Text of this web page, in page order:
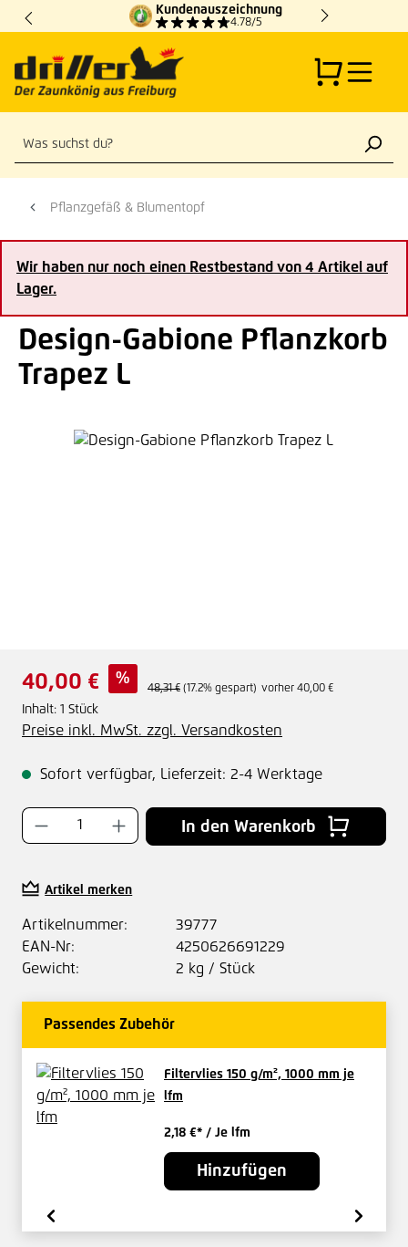
Zum Hauptinhalt springen
Kundenauszeichnung
4.78/5
Pflanzgefäß & Blumentopf
Wir haben nur noch einen Restbestand von 4 Artikel auf
Lager.
Design-Gabione Pflanzkorb
Trapez L
Bildergalerie überspringen
Verkaufspreis:
40,00 € %
Regulärer Preis:
48,31 € (17.2% gespart) vorher 40,00 €
Inhalt: 1 Stück
Preise inkl. MwSt. zzgl. Versandkosten
Sofort verfügbar, Lieferzeit: 2-4 Werktage
Produkt Anzahl: Gib den gewünschten
In den Warenkorb
Artikel merken
Artikelnummer:
39777
EAN-Nr:
4250626691229
Gewicht:
2 kg / Stück
Passendes Zubehör
Filtervlies 150 g/m², 1000 mm je
lfm
2,18 €* / Je lfm
Hinzufügen